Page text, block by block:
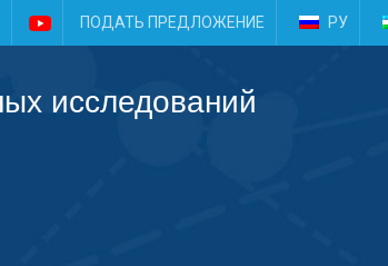
FacebookYouTubeПОДАТЬ ПРЕДЛОЖЕНИЕ РУ
исследований